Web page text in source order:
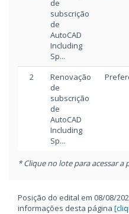
de
subscrição
de
AutoCAD
Including
Sp...
2
Renovação
de
subscrição
de
AutoCAD
Including
Sp...
* Clique no lote para acessar
Posição do edital em 08/08/
informações desta página